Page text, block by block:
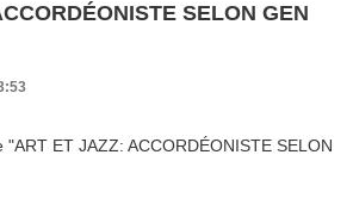
SELON GEN